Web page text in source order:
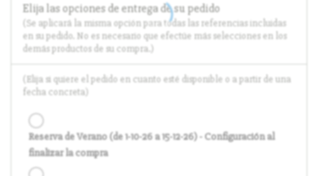
Elija las opciones de entrega de su pedido
(Se aplicará la misma opción para todas las referencias incluidas
en su pedido. No es necesario que efectúe más selecciones en los
demás productos de su compra.)
(Elija si quiere el pedido en cuanto esté disponible o a partir de una
fecha concreta)
Reserva de Verano (de 1-10-26 a 15-12-26) - Configuración al
finalizar la compra